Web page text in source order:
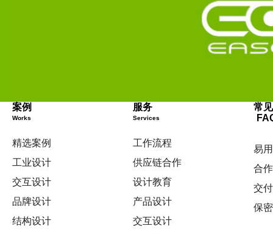
案例
Works
精选案例
工业设计
交互设计
品牌设计
结构设计
服务
Services
工作流程
供应链合作
设计教育
产品设计
交互设计
常
易
合
交
保